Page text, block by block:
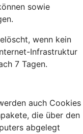
sowie
wenn kein
Infrastruktur
7 Tagen.
auch Cookies
die über den
abgelegt